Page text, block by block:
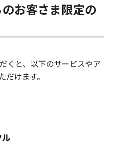
お客さま限定の
くと、以下のサービスやア
けます。